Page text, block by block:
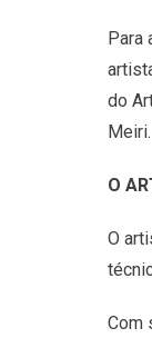
Para
do
Meiri.
O
O
Com